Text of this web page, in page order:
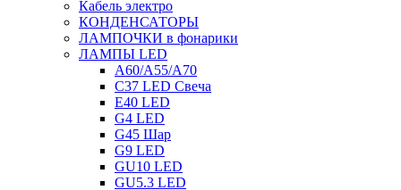
Кабель электро
КОНДЕНСАТОРЫ
ЛАМПОЧКИ в фонарики
ЛАМПЫ LED
A60/A55/A70
C37 LED Свеча
E40 LED
G4 LED
G45 Шар
G9 LED
GU10 LED
GU5.3 LED